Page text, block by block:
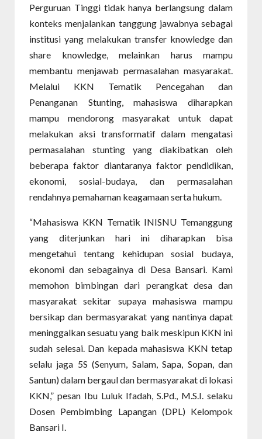
Perguruan Tinggi tidak hanya berlangsung dalam
konteks menjalankan tanggung jawabnya sebagai
institusi yang melakukan transfer knowledge dan
share knowledge, melainkan harus mampu
membantu menjawab permasalahan masyarakat.
Melalui KKN Tematik Pencegahan dan
Penanganan Stunting, mahasiswa diharapkan
mampu mendorong masyarakat untuk dapat
melakukan aksi transformatif dalam mengatasi
permasalahan stunting yang diakibatkan oleh
beberapa faktor diantaranya faktor pendidikan,
ekonomi, sosial-budaya, dan permasalahan
rendahnya pemahaman keagamaan serta hukum.
“Mahasiswa KKN Tematik INISNU Temanggung
yang diterjunkan hari ini diharapkan bisa
mengetahui tentang kehidupan sosial budaya,
ekonomi dan sebagainya di Desa Bansari. Kami
memohon bimbingan dari perangkat desa dan
masyarakat sekitar supaya mahasiswa mampu
bersikap dan bermasyarakat yang nantinya dapat
meninggalkan sesuatu yang baik meskipun KKN ini
sudah selesai. Dan kepada mahasiswa KKN tetap
selalu jaga 5S (Senyum, Salam, Sapa, Sopan, dan
Santun) dalam bergaul dan bermasyarakat di lokasi
KKN,” pesan Ibu Luluk Ifadah, S.Pd., M.S.I. selaku
Dosen Pembimbing Lapangan (DPL) Kelompok
Bansari I.